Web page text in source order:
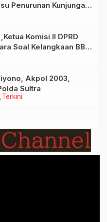
Penurunan Kunjungan
Komisi II DPRD
Soal Kelangkaan BBM
Terkini
Akpol 2003,
Sultra